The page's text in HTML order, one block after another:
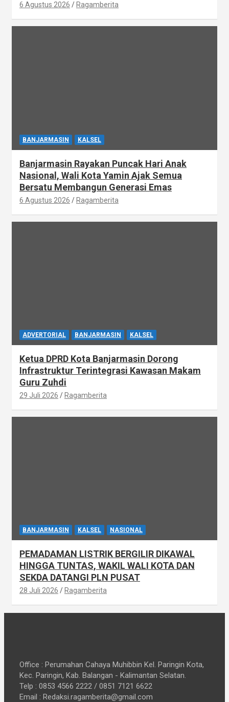
6 Agustus 2026 Ragamberita
BANJARMASIN KALSEL
Banjarmasin Rayakan Puncak Hari Anak
Nasional, Wali Kota Yamin Ajak Semua
Bersatu Membangun Generasi Emas
6 Agustus 2026 Ragamberita
ADVERTORIAL BANJARMASIN KALSEL
Ketua DPRD Kota Banjarmasin Dorong
Infrastruktur Terintegrasi Kawasan Makam
Guru Zuhdi
29 Juli 2026 Ragamberita
BANJARMASIN KALSEL NASIONAL
PEMADAMAN LISTRIK BERGILIR DIKAWAL
HINGGA TUNTAS, WAKIL WALI KOTA DAN
SEKDA DATANGI PLN PUSAT
28 Juli 2026 Ragamberita
Office : Perumahan Cahaya Muhibbin Kel. Paringin Kota,
Kec. Paringin, Kab. Balangan - Kalimantan Selatan.
Telp : 0853 4566 2222 / 0851 7121 6622
Email : Redaksi.ragamberita@gmail.com